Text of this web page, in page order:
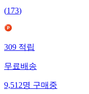
(173)
309적립
무료배송
9,512명구매중